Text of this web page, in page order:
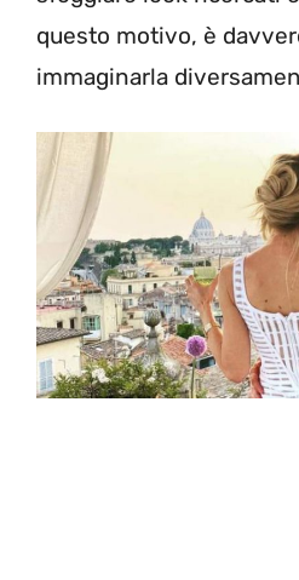
questo motivo, è
immaginarla